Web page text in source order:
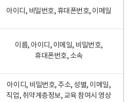
아이디, 비밀번호, 휴대폰번호, 이메일
이름, 아이디, 이메일, 비밀번호,
휴대폰번호, 소속
아이디, 비밀번호, 주소, 성별, 이메일,
직업, 취약계층정보, 교육 참여시 영상